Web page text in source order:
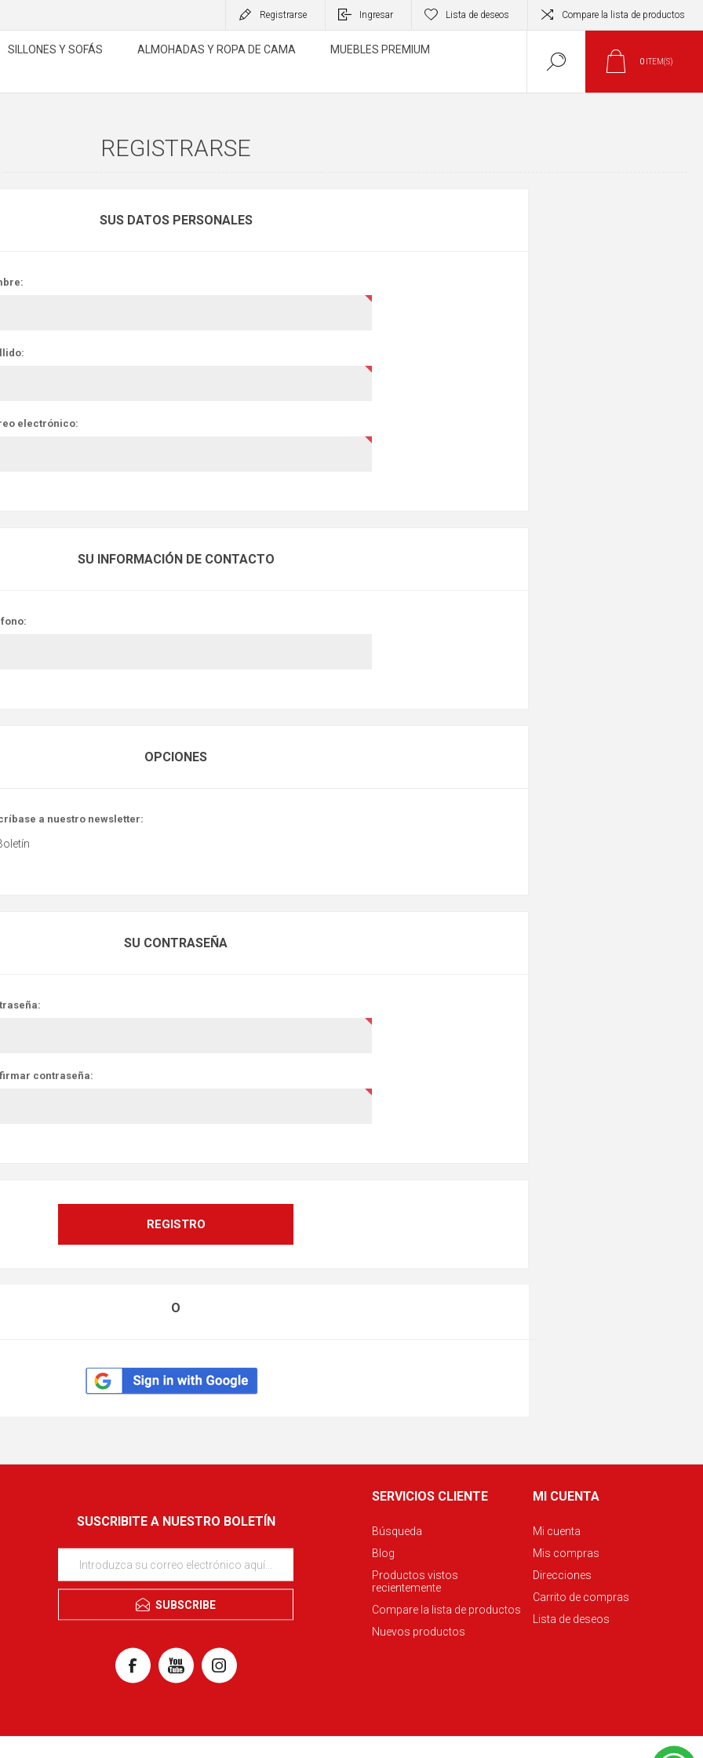
Registrarse Ingresar Lista de deseos Compare la lista de productos
SILLONES Y SOFÁS ALMOHADAS Y ROPA DE CAMA MUEBLES PREMIUM
0 ITEM(S)
REGISTRARSE
SUS DATOS PERSONALES
electrónico:
SU INFORMACIÓN DE CONTACTO
OPCIONES
a nuestro newsletter:
SU CONTRASEÑA
contraseña:
O
SUSCRIBITE A NUESTRO BOLETÍN
SUBSCRIBE
SERVICIOS CLIENTE
Búsqueda
Blog
Productos vistos
recientemente
Compare la lista de productos
Nuevos productos
MI CUENTA
Mi cuenta
Mis compras
Direcciones
Carrito de compras
Lista de deseos